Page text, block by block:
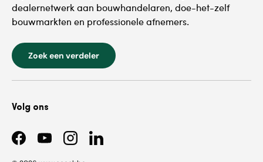
dealernetwerk aan bouwhandelaren, doe-het-zelf
bouwmarkten en professionele afnemers.
Zoek een verdeler
Volg ons
FacebookYouTubeInstagramLinkedIn